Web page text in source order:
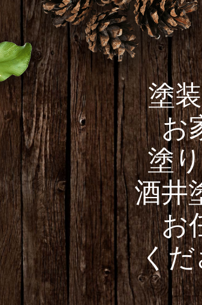
塗
お
塗
酒井
お
くだ